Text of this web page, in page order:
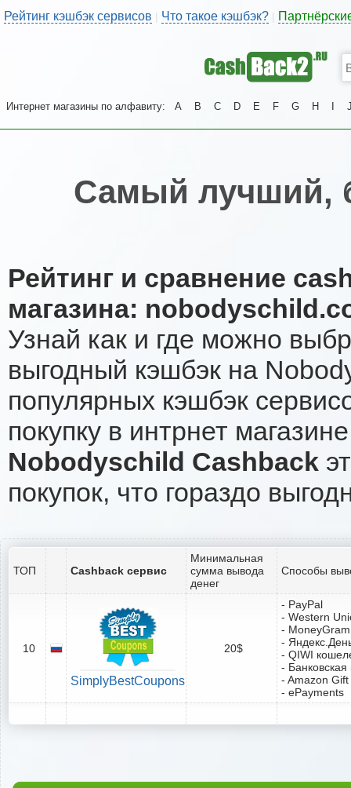
Рейтинг кэшбэк сервисов | Что такое кэшбэк?
Интернет магазины по алфавиту: A B C D E F G H
Самый лучший,
Рейтинг и сравнение
магазина:
Узнай как и где можно
выгодный кэшбэк на
популярных кэшбэк
покупку в интрнет
Nobodyschild Cashback
покупок, что гораздо
ТОП Cashback сервис
Минимальная
сумма вывода
денег
Способы
10
SimplyBestCoupons
20$
- PayPal
- Western
- MoneyGram
-
- QIWI
-
- Amazon
- ePayments